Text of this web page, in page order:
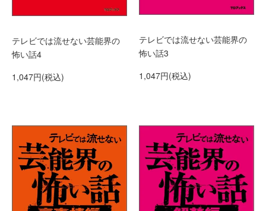
テレビでは流せない芸能界の
怖い話4
1,047円(税込)
テレビでは流せない芸能界の
怖い話3
1,047円(税込)